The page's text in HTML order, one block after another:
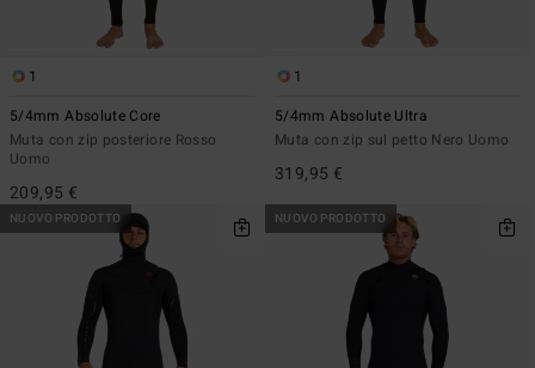
1
5/4mm Absolute Core
Muta con zip posteriore Rosso
Uomo
209,95 €
1
5/4mm Absolute Ultra
Muta con zip sul petto Nero Uomo
319,95 €
NUOVO PRODOTTO NUOVO PRODOTTO